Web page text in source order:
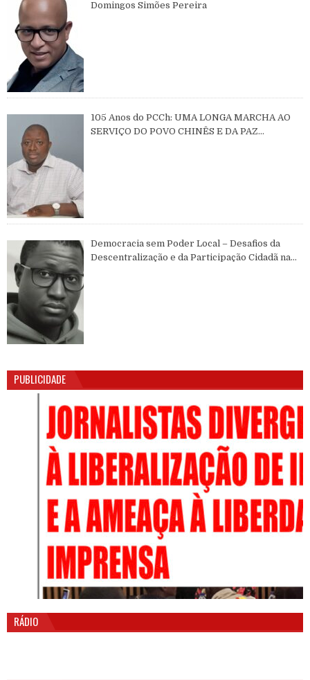
Domingos Simões Pereira
105 Anos do PCCh: UMA LONGA MARCHA AO
SERVIÇO DO POVO CHINÊS E DA PAZ
Democracia sem Poder Local – Desafios da
Descentralização e da Participação Cidadã na
PUBLICIDADE
RÁDIO